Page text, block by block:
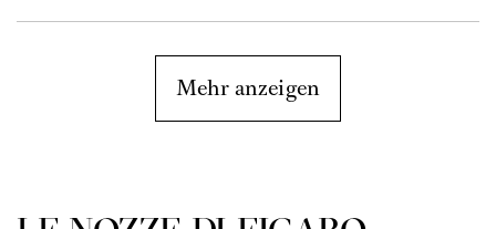
Mehr anzeigen